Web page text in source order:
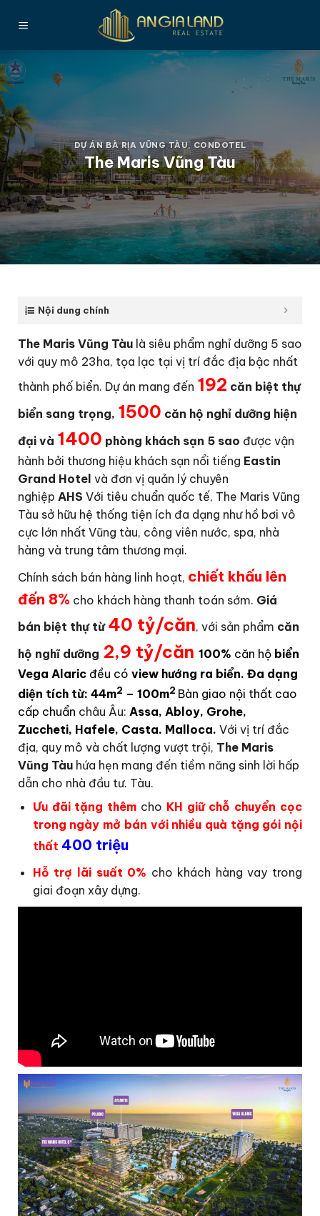
qua
dung
DỰ ÁN BÀ RỊA VŨNG TÀU,CONDOTEL
The Maris Vũng Tàu
Nội dung chính
The Maris Vũng Tàu là siêu phẩm nghỉ dưỡng 5 sao
với quy mô 23ha, tọa lạc tại vị trí đắc địa bậc nhất
thành phố biển. Dự án mang đến 192 căn biệt thự
biển sang trọng, 1500 căn hộ nghỉ dưỡng hiện
đại và 1400 phòng khách sạn 5 sao được vận
hành bởi thương hiệu khách sạn nổi tiếng Eastin
Grand Hotel và đơn vị quản lý chuyên
nghiệp AHS Với tiêu chuẩn quốc tế, The Maris Vũng
Tàu sở hữu hệ thống tiện ích đa dạng như hồ bơi vô
cực lớn nhất Vũng tàu, công viên nước, spa, nhà
hàng và trung tâm thương mại.
Chính sách bán hàng linh hoạt, chiết khấu lên
đến 8% cho khách hàng thanh toán sớm. Giá
bán biệt thự từ 40 tỷ/căn, với sản phẩm căn
hộ nghĩ dưỡng 2,9 tỷ/căn 100% căn hộ biển
Vega Alaric đều có view hướng ra biển. Đa dạng
diện tích từ: 44m2 – 100m2 Bàn giao nội thất cao
cấp chuẩn châu Âu: Assa, Abloy, Grohe,
Zuccheti, Hafele, Casta. Malloca. Với vị trí đắc
địa, quy mô và chất lượng vượt trội, The Maris
Vũng Tàu hứa hẹn mang đến tiềm năng sinh lời hấp
dẫn cho nhà đầu tư. Tàu.
Ưu đãi tặng thêm cho KH giữ chỗ chuyển cọc
trong ngày mở bán với nhiều quà tặng gói nội
thất 400 triệu
Hỗ trợ lãi suất 0% cho khách hàng vay trong
giai đoạn xây dựng.